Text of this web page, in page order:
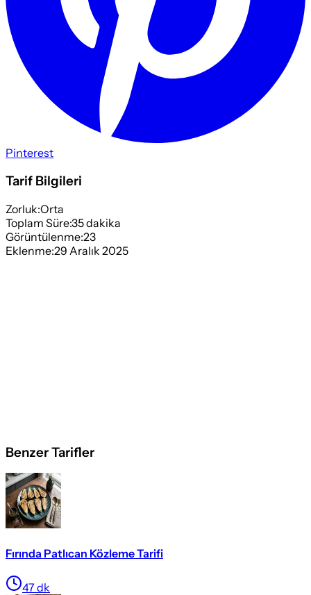
Pinterest
Tarif Bilgileri
Zorluk:Orta
Toplam Süre:35dakika
Görüntülenme:23
Eklenme:29 Aralık 2025
Benzer Tarifler
Fırında Patlıcan Közleme Tarifi
47 dk